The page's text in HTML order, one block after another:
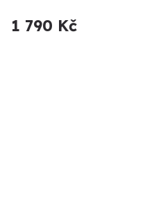
1 790 Kč